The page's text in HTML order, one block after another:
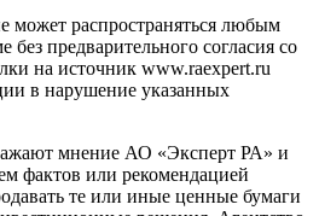
может распространяться любым
предварительного согласия со
на источник www.raexpert.ru
в нарушение указанных
мнение АО «Эксперт РА» и
фактов или рекомендацией
те или иные ценные бумаги